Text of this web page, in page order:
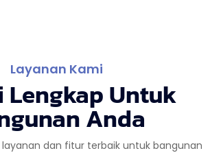
Layanan Kami
Lengkap Untuk
Anda
dan fitur terbaik untuk bangunan